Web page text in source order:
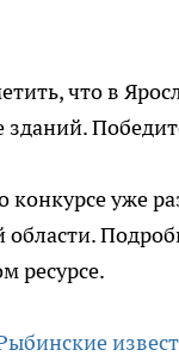
что в
уже
области.
ресурсе.